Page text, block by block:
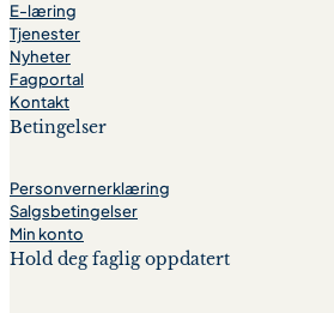
E-læring
Tjenester
Nyheter
Fagportal
Kontakt
Betingelser
Personvernerklæring
Salgsbetingelser
Min konto
Hold deg faglig oppdatert